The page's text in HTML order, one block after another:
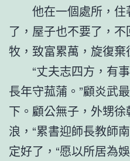
他在一個處所，
了，屋子也不要了，
牧，致富累萬，旋復棄
“丈夫志四方，有
長年守菰蒲。”顧炎武
下。顧公無子，外甥
浪，“累書迎師長教師
定好了，“愿以所居為